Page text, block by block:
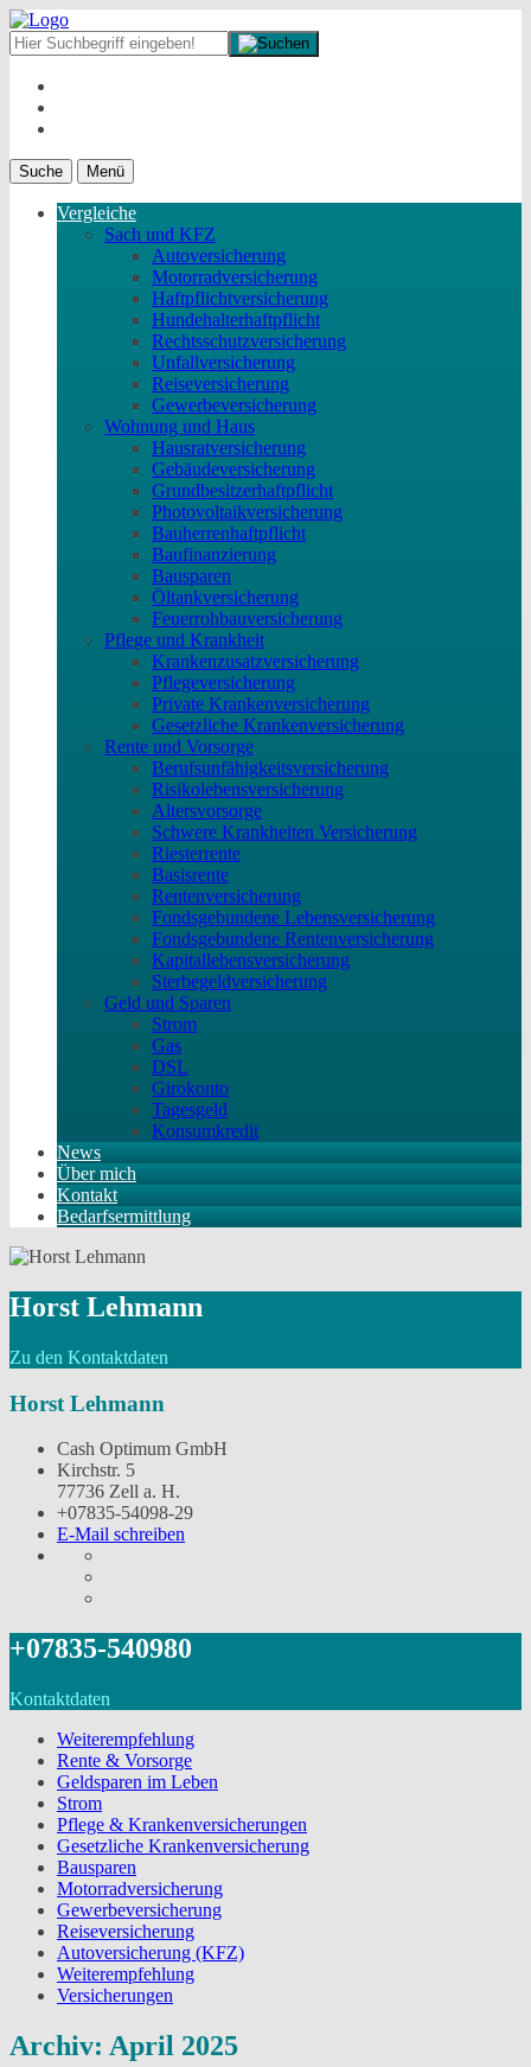
Suche Menü
Vergleiche
Sach und KFZ
Autoversicherung
Motorradversicherung
Haftpflichtversicherung
Hundehalterhaftpflicht
Rechtsschutzversicherung
Unfallversicherung
Reiseversicherung
Gewerbeversicherung
Wohnung und Haus
Hausratversicherung
Gebäudeversicherung
Grundbesitzerhaftpflicht
Photovoltaikversicherung
Bauherrenhaftpflicht
Baufinanzierung
Bausparen
Öltankversicherung
Feuerrohbauversicherung
Pflege und Krankheit
Krankenzusatzversicherung
Pflegeversicherung
Private Krankenversicherung
Gesetzliche Krankenversicherung
Rente und Vorsorge
Berufs­unfähigkeitsversicherung
Risikolebensversicherung
Altersvorsorge
Schwere Krankheiten Versicherung
Riesterrente
Basisrente
Rentenversicherung
Fondsgebundene Lebensversicherung
Fondsgebundene Rentenversicherung
Kapitallebensversicherung
Sterbegeldversicherung
Geld und Sparen
Strom
Gas
DSL
Girokonto
Tagesgeld
Konsumkredit
News
Über mich
Kontakt
Bedarfsermittlung
Horst Lehmann
Zu den Kontaktdaten
Horst Lehmann
Cash Optimum GmbH
Kirchstr. 5
77736 Zell a. H.
+07835-54098-29
E-Mail schreiben
+07835-540980
Kontaktdaten
Weiterempfehlung
Rente & Vorsorge
Geldsparen im Leben
Strom
Pflege & Krankenversicherungen
Gesetzliche Krankenversicherung
Bausparen
Motorradversicherung
Gewerbeversicherung
Reiseversicherung
Autoversicherung (KFZ)
Weiterempfehlung
Versicherungen
Archiv: April 2025